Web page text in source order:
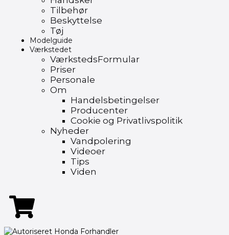
Tilbehør
Beskyttelse
Tøj
Modelguide
Værkstedet
VærkstedsFormular
Priser
Personale
Om
Handelsbetingelser
Producenter
Cookie og Privatlivspolitik
Nyheder
Vandpolering
Videoer
Tips
Viden